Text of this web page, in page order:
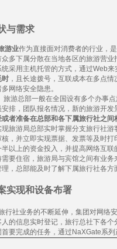
与需求
游业作为直接面对消费者的行业，
众多下属分散在当地各区的旅游营
统采用主机托管的方式，通过Web来
时，且长途拨号，互联成本在多点
网络安全隐患。
旅游总部一般在全国设有多个办事
安排，团队报名情况，新的旅游开
或者准备在总部和各下属旅行社之间
现旅游局总部实时掌握分支旅行社
核，并立即实现票据、发票等及时
半以上的资金投入，并提高网络互
需要住宿，旅游局与宾馆之间有业
理，总部能及时了解下属旅行社各
实现和设备布署
行社业务的不断延伸，集团对网络
人的信息实时登记，旅行总社下各个
首要完成的任务，通过 NaXGate系